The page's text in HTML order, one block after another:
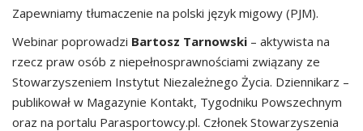
Zapewniamy tłumaczenie na polski język migowy (PJM).
Webinar poprowadzi Bartosz Tarnowski – aktywista na
rzecz praw osób z niepełnosprawnościami związany ze
Stowarzyszeniem Instytut Niezależnego Życia. Dziennikarz –
publikował w Magazynie Kontakt, Tygodniku Powszechnym
oraz na portalu Parasportowcy.pl. Członek Stowarzyszenia